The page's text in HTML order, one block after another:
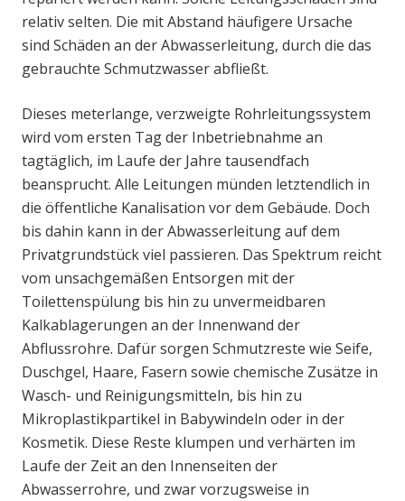
relativ selten. Die mit Abstand häufigere Ursache
sind Schäden an der Abwasserleitung, durch die das
gebrauchte Schmutzwasser abfließt.
Dieses meterlange, verzweigte Rohrleitungssystem
wird vom ersten Tag der Inbetriebnahme an
tagtäglich, im Laufe der Jahre tausendfach
beansprucht. Alle Leitungen münden letztendlich in
die öffentliche Kanalisation vor dem Gebäude. Doch
bis dahin kann in der Abwasserleitung auf dem
Privatgrundstück viel passieren. Das Spektrum reicht
vom unsachgemäßen Entsorgen mit der
Toilettenspülung bis hin zu unvermeidbaren
Kalkablagerungen an der Innenwand der
Abflussrohre. Dafür sorgen Schmutzreste wie Seife,
Duschgel, Haare, Fasern sowie chemische Zusätze in
Wasch- und Reinigungsmitteln, bis hin zu
Mikroplastikpartikel in Babywindeln oder in der
Kosmetik. Diese Reste klumpen und verhärten im
Laufe der Zeit an den Innenseiten der
Abwasserrohre, und zwar vorzugsweise in